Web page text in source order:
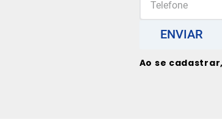
ENVIAR
Ao se